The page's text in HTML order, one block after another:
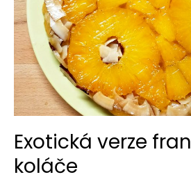
Exotická verze
koláče